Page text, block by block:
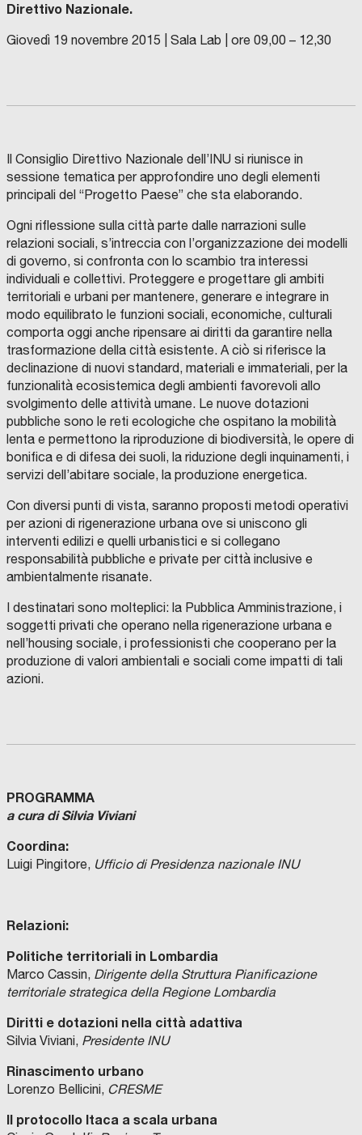
Direttivo Nazionale.
Giovedì 19 novembre 2015 | Sala Lab | ore 09,00 – 12,30
Il Consiglio Direttivo Nazionale dell’INU si riunisce in
sessione tematica per approfondire uno degli elementi
principali del “Progetto Paese” che sta elaborando.
Ogni riflessione sulla città parte dalle narrazioni sulle
relazioni sociali, s’intreccia con l’organizzazione dei modelli
di governo, si confronta con lo scambio tra interessi
individuali e collettivi. Proteggere e progettare gli ambiti
territoriali e urbani per mantenere, generare e integrare in
modo equilibrato le funzioni sociali, economiche, culturali
comporta oggi anche ripensare ai diritti da garantire nella
trasformazione della città esistente. A ciò si riferisce la
declinazione di nuovi standard, materiali e immateriali, per la
funzionalità ecosistemica degli ambienti favorevoli allo
svolgimento delle attività umane. Le nuove dotazioni
pubbliche sono le reti ecologiche che ospitano la mobilità
lenta e permettono la riproduzione di biodiversità, le opere di
bonifica e di difesa dei suoli, la riduzione degli inquinamenti, i
servizi dell’abitare sociale, la produzione energetica.
Con diversi punti di vista, saranno proposti metodi operativi
per azioni di rigenerazione urbana ove si uniscono gli
interventi edilizi e quelli urbanistici e si collegano
responsabilità pubbliche e private per città inclusive e
ambientalmente risanate.
I destinatari sono molteplici: la Pubblica Amministrazione, i
soggetti privati che operano nella rigenerazione urbana e
nell’housing sociale, i professionisti che cooperano per la
produzione di valori ambientali e sociali come impatti di tali
azioni.
PROGRAMMA
a cura di Silvia Viviani
Coordina:
Luigi Pingitore, Ufficio di Presidenza nazionale INU
Relazioni:
Politiche territoriali in Lombardia
Marco Cassin, Dirigente della Struttura Pianificazione
territoriale strategica della Regione Lombardia
Diritti e dotazioni nella città adattiva
Silvia Viviani, Presidente INU
Rinascimento urbano
Lorenzo Bellicini, CRESME
Il protocollo Itaca a scala urbana